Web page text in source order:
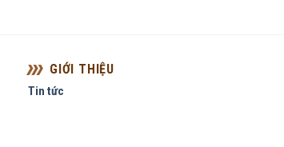
GIỚI THIỆU
Tin tức